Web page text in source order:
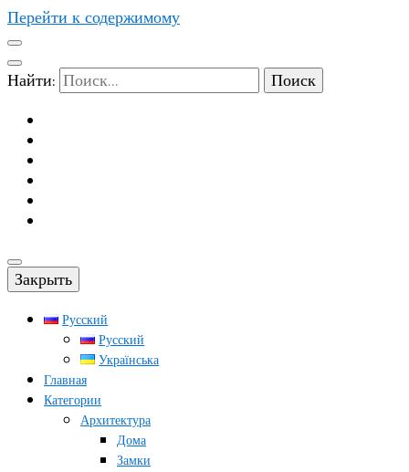
Перейти к содержимому
Найти:
Закрыть
Русский
Русский
Українська
Главная
Категории
Архитектура
Дома
Замки